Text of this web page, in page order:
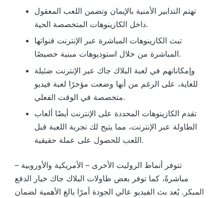
تهتم التدابير الأمنية بالإيمان وتضمن اللعب المعقول
داخل الكازينوهات المتخصصة الحية.
تبث الكازينوهات المباشرة عبر الإنترنت قنواتها
المباشرة من خلال استوديوهات مبنية خصيصًا.
وإمكاناتهم في لعبة البلاك جاك عبر الإنترنت ضئيلة
للغاية، على الرغم من أنها وضعت مؤخرًا لعبة فيديو
متخصصة في الوقت الفعلي.
تقدم الكازينوهات المحددة على الإنترنت أيضًا ألعاب
الطاولة عبر الإنترنت، مما يتيح لك تجربة اللعبة قبل
اللعب للحصول على عملة حقيقية.
تتوفر أنماط الروليت الأخرى – الأمريكية والأوروبية –
مباشرةً، كما توفر بعض طاولات البلاك جاك خيار الدفع
المبكر. يُعد بث الفيديو عالي الجودة أمرًا بالغ الأهمية لضمان